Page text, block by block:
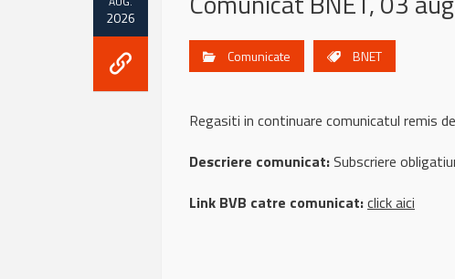
2026
Comunicate BNET
Regasiti in continuare comunicatul remis
Descriere comunicat:Subscriere
Link BVB catre comunicat:click aici